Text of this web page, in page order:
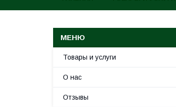
Товары и услуги
О нас
Отзывы